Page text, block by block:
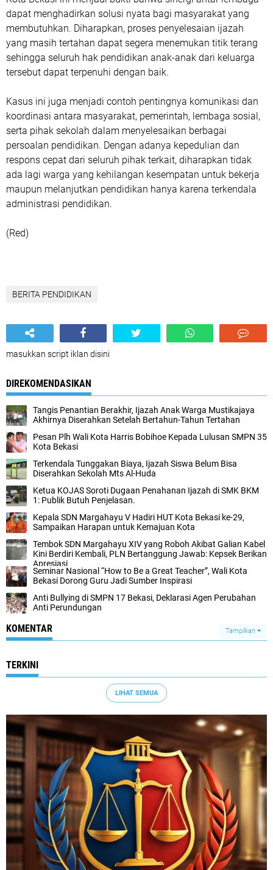
dapat menghadirkan solusi nyata bagi masyarakat yang
membutuhkan. Diharapkan, proses penyelesaian ijazah
yang masih tertahan dapat segera menemukan titik terang
sehingga seluruh hak pendidikan anak-anak dari keluarga
tersebut dapat terpenuhi dengan baik.
‎Kasus ini juga menjadi contoh pentingnya komunikasi dan
koordinasi antara masyarakat, pemerintah, lembaga sosial,
serta pihak sekolah dalam menyelesaikan berbagai
persoalan pendidikan. Dengan adanya kepedulian dan
respons cepat dari seluruh pihak terkait, diharapkan tidak
ada lagi warga yang kehilangan kesempatan untuk bekerja
maupun melanjutkan pendidikan hanya karena terkendala
administrasi pendidikan.
(Red)
BERITA PENDIDIKAN
masukkan script iklan disini
DIREKOMENDASIKAN
Tangis Penantian Berakhir, Ijazah Anak Warga Mustikajaya
Akhirnya Diserahkan Setelah Bertahun-Tahun Tertahan
Pesan Plh Wali Kota Harris Bobihoe Kepada Lulusan SMPN 35
Kota Bekasi
Terkendala Tunggakan Biaya, Ijazah Siswa Belum Bisa
Diserahkan Sekolah Mts Al-Huda
Ketua KOJAS Soroti Dugaan Penahanan Ijazah di SMK BKM
1: Publik Butuh Penjelasan.
Kepala SDN Margahayu V Hadiri HUT Kota Bekasi ke-29,
Sampaikan Harapan untuk Kemajuan Kota
Tembok SDN Margahayu XIV yang Roboh Akibat Galian Kabel
Kini Berdiri Kembali, PLN Bertanggung Jawab: Kepsek Berikan
Apresiasi
Seminar Nasional “How to Be a Great Teacher”, Wali Kota
Bekasi Dorong Guru Jadi Sumber Inspirasi
Anti Bullying di SMPN 17 Bekasi, Deklarasi Agen Perubahan
Anti Perundungan
KOMENTAR Tampilkan
TERKINI
LIHAT SEMUA